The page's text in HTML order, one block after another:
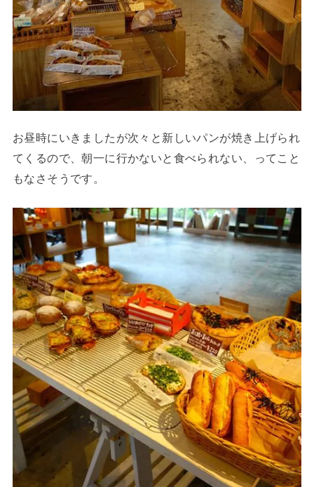
お昼時にいきましたが次々と新しいパンが焼き上げられ
てくるので、朝一に行かないと食べられない、ってこと
もなさそうです。